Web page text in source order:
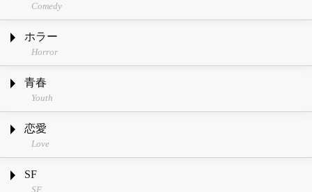
Comedy
ホラー
Horror
青春
Youth
恋愛
Love
SF
SF